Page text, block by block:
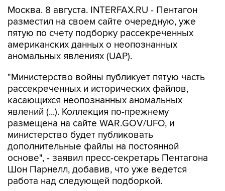
Москва. 8 августа. INTERFAX.RU - Пентагон
разместил на своем сайте очередную, уже
пятую по счету подборку рассекреченных
американских данных о неопознанных
аномальных явлениях (UAP).
"Министерство войны публикует пятую часть
рассекреченных и исторических файлов,
касающихся неопознанных аномальных
явлений (...). Коллекция по-прежнему
размещена на сайте WAR.GOV/UFO, и
министерство будет публиковать
дополнительные файлы на постоянной
основе", - заявил пресс-секретарь Пентагона
Шон Парнелл, добавив, что уже ведется
работа над следующей подборкой.